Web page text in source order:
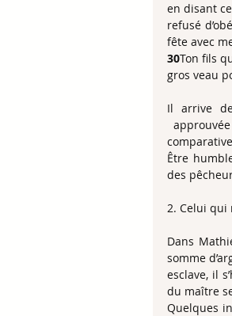
en disant
refusé
fête avec
30Ton fils
gros veau
Il arrive
Être
des
2. Celui qui
Dans
somme
esclave, il
du maître
Quelques